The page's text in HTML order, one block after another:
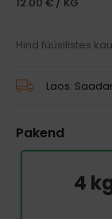
12.00 € / KG
Hind füüsilistes
Laos.
Pakend
4